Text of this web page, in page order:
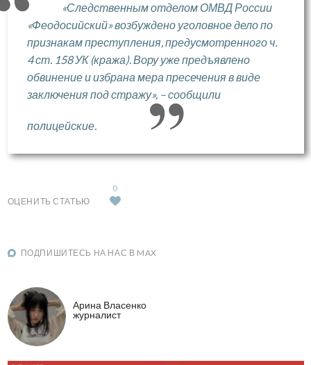
«Следственным отделом ОМВД России
«Феодосийский» возбуждено уголовное дело по
признакам преступления, предусмотренного ч.
4 ст. 158 УК (кража). Вору уже предъявлено
обвинение и избрана мера пресечения в виде
заключения под стражу», – сообщили
полицейские.
ОЦЕНИТЬ СТАТЬЮ
0
ПОДПИШИТЕСЬ НА НАС В MAX
Арина Власенко
журналист